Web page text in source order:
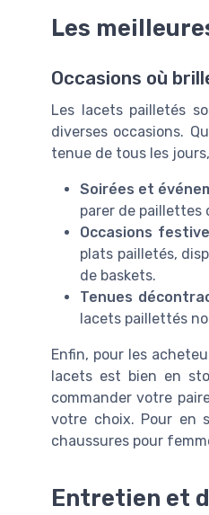
Les
Occasions où
Les lacets pailletés
diverses occasions.
tenue de tous les
Soirées et
parer de paillettes
Occasions
plats pailletés,
de baskets.
Tenues
lacets paillettés
Enfin, pour les
lacets est bien en
commander votre
votre choix. Pour en
chaussures pour
Entretien et